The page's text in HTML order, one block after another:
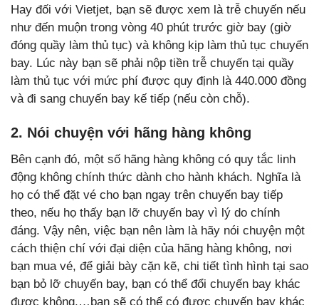
Hay đối với Vietjet, bạn sẽ được xem là trễ chuyến nếu
như đến muộn trong vòng 40 phút trước giờ bay (giờ
đóng quầy làm thủ tục) và không kịp làm thủ tục chuyến
bay. Lúc này bạn sẽ phải nộp tiền trễ chuyến tại quầy
làm thủ tục với mức phí được quy định là 440.000 đồng
và đi sang chuyến bay kế tiếp (nếu còn chỗ).
2. Nói chuyện với hãng hàng không
Bên cạnh đó, một số hãng hàng không có quy tắc linh
động không chính thức dành cho hành khách. Nghĩa là
họ có thể đặt vé cho bạn ngay trên chuyến bay tiếp
theo, nếu họ thấy bạn lỡ chuyến bay vì lý do chính
đáng. Vậy nên, việc bạn nên làm là hãy nói chuyện một
cách thiện chí với đại diện của hãng hàng không, nơi
bạn mua vé, để giải bày cặn kẽ, chi tiết tình hình tại sao
bạn bỏ lỡ chuyến bay, bạn có thể đổi chuyến bay khác
được không,…bạn sẽ có thể có được chuyến bay khác